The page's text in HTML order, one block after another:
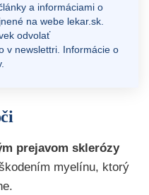
a informáciami o
na webe lekar.sk.
odvolať
v newslettri. Informácie o
prejavom sklerózy
myelínu, ktorý